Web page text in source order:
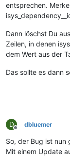
entsprechen.
Dann löschst Du
Zeilen, in denen
dem Wert aus der
Das sollte es dann
D
Offline
dbluemer
So, der Bug ist nun
Mit einem Update